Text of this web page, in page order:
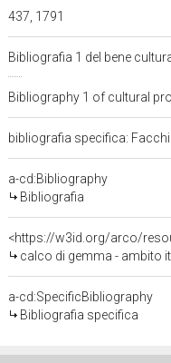
437, 1791
Bibliografia 1 del bene
Bibliography 1 of cultural
bibliografia specifica:
a-cd:Bibliography
Bibliografia
<https://w3id.org/arco/
calco di gemma - ambito
a-cd:SpecificBibliography
Bibliografia specifica